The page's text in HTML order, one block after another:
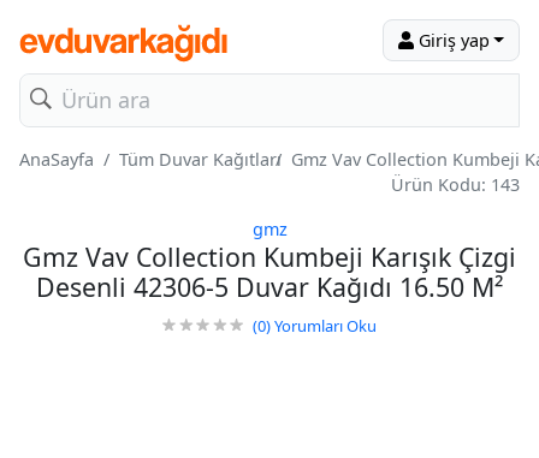
Giriş yap
AnaSayfa Tüm Duvar Kağıtları Gmz Vav Collection Kumbeji
Ürün Kodu: 143
gmz
Gmz Vav Collection Kumbeji Karışık Çizgi
Desenli 42306-5 Duvar Kağıdı 16.50 M²
(0)Yorumları Oku